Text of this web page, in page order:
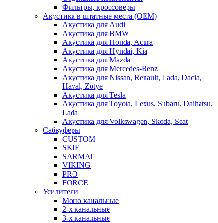
Фильтры, кроссоверы
Акустика в штатные места (OEM)
Акустика для Audi
Акустика для BMW
Акустика для Honda, Acura
Акустика для Hyndai, Kia
Акустика для Mazda
Акустика для Mercedes-Benz
Акустика для Nissan, Renault, Lada, Dacia,
Haval, Zotye
Акустика для Tesla
Акустика для Toyota, Lexus, Subaru, Daihatsu,
Lada
Акустика для Volkswagen, Skoda, Seat
Сабвуферы
CUSTOM
SKIF
SARMAT
VIKING
PRO
FORCE
Усилители
Моно канальные
2-х канальные
3-х канальные